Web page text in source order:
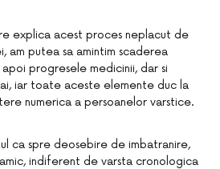
explica acest proces neplacut de
am putea sa amintim scaderea
progresele medicinii, dar si
iar toate aceste elemente duc la
numerica a persoanelor varstice.
ca spre deosebire de imbatranire,
indiferent de varsta cronologica